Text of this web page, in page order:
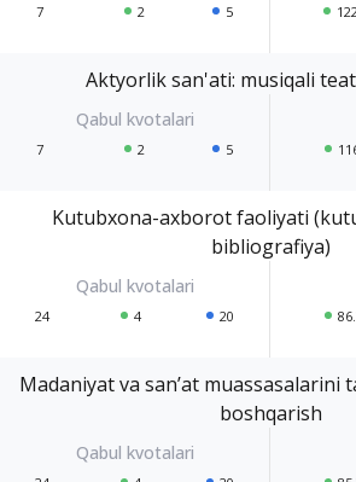
7 2 5
Aktyorlik san'ati: musiqali
7 2 5
Kutubxona-axborot faoliyati
bibliografiya)
24 4 20
Madaniyat va san’at muassasalarini
boshqarish